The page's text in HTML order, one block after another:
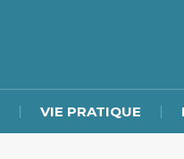
VIE PRATIQUE